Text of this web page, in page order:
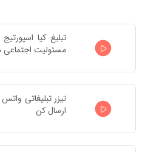
مسئولیت اجتماعی
تیزر تبلیغاتی
ارسال کن